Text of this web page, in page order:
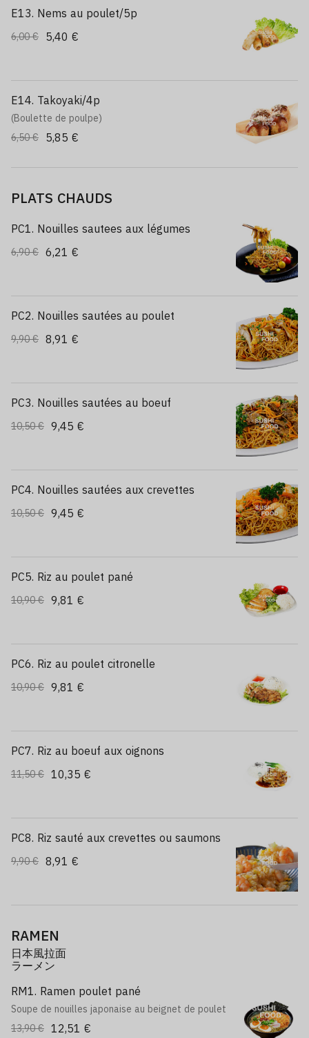
E13. Nems au poulet/5p
6,00 € 5,40 €
E14. Takoyaki/4p
(Boulette de poulpe)
6,50 €
5,85 €
PLATS CHAUDS
PC1. Nouilles sautees aux légumes
6,90 € 6,21 €
PC2. Nouilles sautées au poulet
9,90 € 8,91 €
PC3. Nouilles sautées au boeuf
10,50 € 9,45 €
PC4. Nouilles sautées aux crevettes
10,50 € 9,45 €
PC5. Riz au poulet pané
10,90 € 9,81 €
PC6. Riz au poulet citronelle
10,90 € 9,81 €
PC7. Riz au boeuf aux oignons
11,50 € 10,35 €
PC8. Riz sauté aux crevettes ou saumons
9,90 € 8,91 €
RAMEN
日本風拉面
ラーメン
RM1. Ramen poulet pané
Soupe de nouilles japonaise au beignet de poulet
13,90 € 12,51 €